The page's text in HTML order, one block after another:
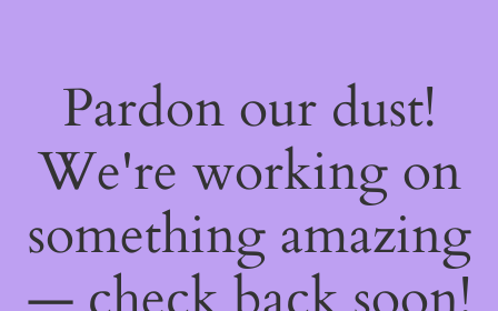
Pardon our dust!
We're working on
something amazing